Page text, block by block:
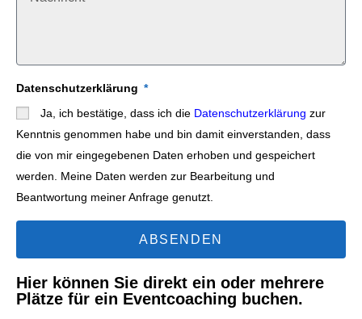
Datenschutzerklärung
Ja, ich bestätige, dass ich die Datenschutzerklärung zur
Kenntnis genommen habe und bin damit einverstanden, dass
die von mir eingegebenen Daten erhoben und gespeichert
werden. Meine Daten werden zur Bearbeitung und
Beantwortung meiner Anfrage genutzt.
ABSENDEN
Hier können Sie direkt ein oder mehrere
Plätze für ein Eventcoaching buchen.